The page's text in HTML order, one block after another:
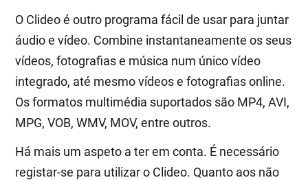
O Clideo é outro programa fácil de usar para juntar
áudio e vídeo. Combine instantaneamente os seus
vídeos, fotografias e música num único vídeo
integrado, até mesmo vídeos e fotografias online.
Os formatos multimédia suportados são MP4, AVI,
MPG, VOB, WMV, MOV, entre outros.
Há mais um aspeto a ter em conta. É necessário
registar-se para utilizar o Clideo. Quanto aos não